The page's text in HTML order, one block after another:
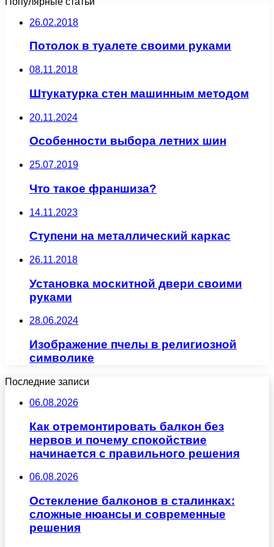
26.02.2018
Потолок в туалете своими руками
08.11.2018
Штукатурка стен машинным методом
20.11.2024
Особенности выбора летних шин
25.07.2019
Что такое франшиза?
14.11.2023
Ступени на металлический каркас
26.11.2018
Установка москитной двери своими
руками
28.06.2024
Изображение пчелы в религиозной
символике
Последние записи
06.08.2026
Как отремонтировать балкон без
нервов и почему спокойствие
начинается с правильного решения
06.08.2026
Остекление балконов в сталинках:
сложные нюансы и современные
решения